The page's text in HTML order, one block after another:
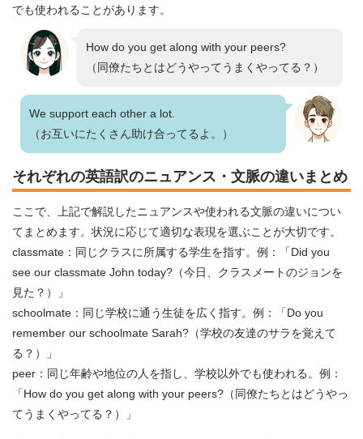
でも使われることがあります。
How do you get along with your peers?
（同僚たちとはどうやってうまくやってる？）
We support each other a lot.
（お互いにたくさん助け合ってるよ。）
それぞれの英語訳のニュアンス・文脈の違いまとめ
ここで、上記で解説したニュアンスや使われる文脈の違いについ
てまとめます。状況に応じて適切な表現を選ぶことが大切です。
classmate：同じクラスに所属する学生を指す。例：「Did you
see our classmate John today?（今日、クラスメートのジョンを
見た？）」
schoolmate：同じ学校に通う生徒を広く指す。例：「Do you
remember our schoolmate Sarah?（学校の友達のサラを覚えて
る？）」
peer：同じ年齢や地位の人を指し、学校以外でも使われる。例：
「How do you get along with your peers?（同僚たちとはどうやっ
てうまくやってる？）」